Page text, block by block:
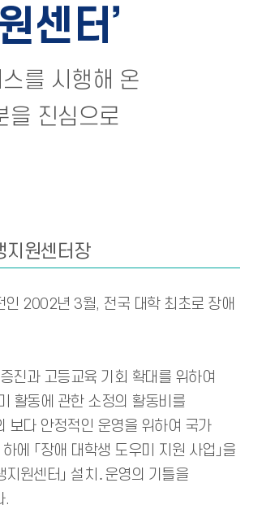
센터
를 시행해 온
을 진심으로
지원센터장
인 2002년 3월, 전국 대학 최초로 장애
진과 고등교육 기회 확대를 위하여
활동에 관한 소정의 활동비를
보다 안정적인 운영을 위하여 국가
「장애 대학생 도우미 지원 사업」을
원센터」 설치․운영의 기틀을
.